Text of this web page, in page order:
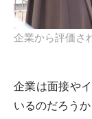
企業から評価さ
企業は面接や
いるのだろうか